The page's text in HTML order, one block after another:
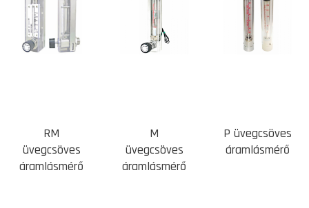
RM
üvegcsöves
áramlásmérő
M
üvegcsöves
áramlásmérő
P üvegcsöves
áramlásmérő